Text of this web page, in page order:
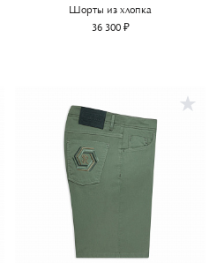
Шорты из хлопка
36 300 ₽